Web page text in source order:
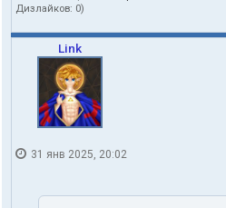
Дизлайков: 0)
Link
31 янв 2025, 20:02